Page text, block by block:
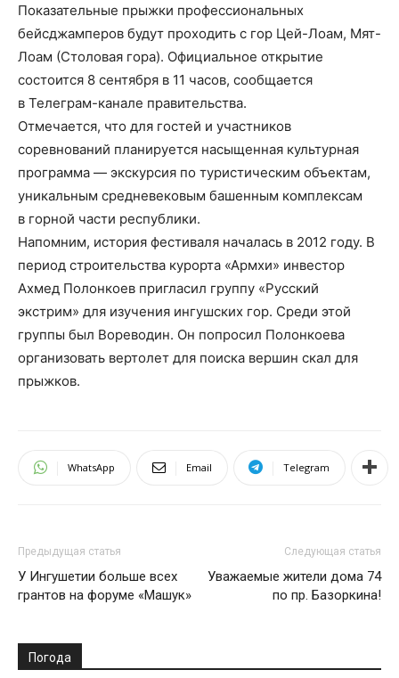
Показательные прыжки профессиональных
бейсджамперов будут проходить с гор Цей-Лоам, Мят-
Лоам (Столовая гора). Официальное открытие
состоится 8 сентября в 11 часов, сообщается
в Телеграм-канале правительства.
Отмечается, что для гостей и участников
соревнований планируется насыщенная культурная
программа — экскурсия по туристическим объектам,
уникальным средневековым башенным комплексам
в горной части республики.
Напомним, история фестиваля началась в 2012 году. В
период строительства курорта «Армхи» инвестор
Ахмед Полонкоев пригласил группу «Русский
экстрим» для изучения ингушских гор. Среди этой
группы был Вореводин. Он попросил Полонкоева
организовать вертолет для поиска вершин скал для
прыжков.
WhatsApp Email Telegram
Предыдущая статья
У Ингушетии больше всех
грантов на форуме «Машук»
Следующая статья
Уважаемые жители дома 74
по пр. Базоркина!
Погода